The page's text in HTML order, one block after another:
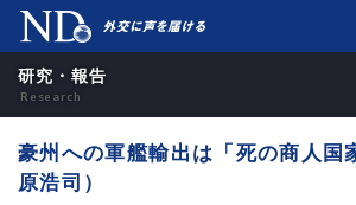
研究・報告
豪州への軍艦輸出は「死の商人国
原浩司）